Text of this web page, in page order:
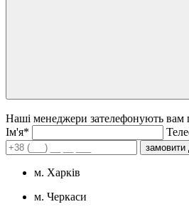
Наші менеджери зателефонують вам
Iм'я*
замовити
м. Харків
м. Черкаси